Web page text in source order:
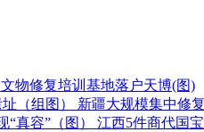
文物修复培训基地落户天博(图)​
新疆大规模集中修
江西5件商代国